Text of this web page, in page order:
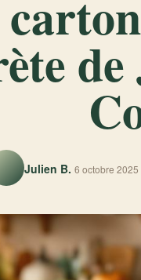
Julien B. 6 octobre 2025